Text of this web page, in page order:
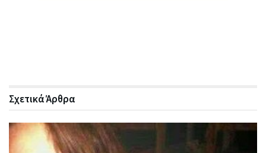
ΣχετικάΆρθρα